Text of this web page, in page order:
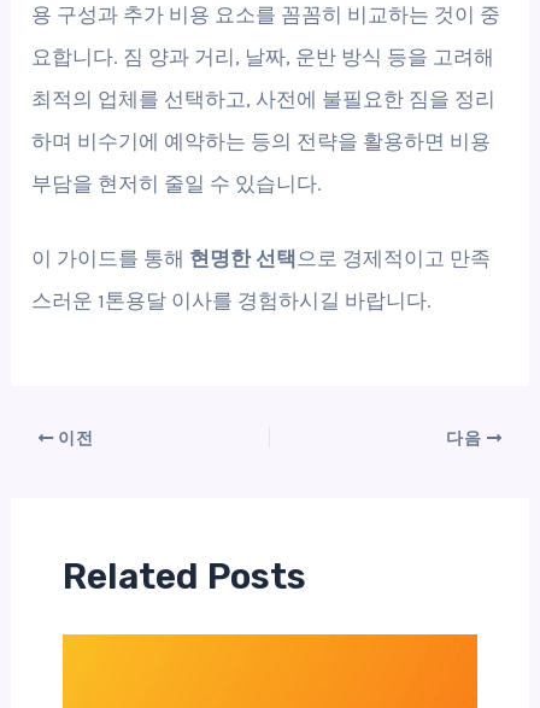
용 구성과 추가 비용 요소를 꼼꼼히 비교하는 것이 중
요합니다. 짐 양과 거리, 날짜, 운반 방식 등을 고려해
최적의 업체를 선택하고, 사전에 불필요한 짐을 정리
하며 비수기에 예약하는 등의 전략을 활용하면 비용
부담을 현저히 줄일 수 있습니다.
이 가이드를 통해 현명한 선택 으로 경제적이고 만족
스러운 1톤용달 이사를 경험하시길 바랍니다.
이전 다음
Related Posts